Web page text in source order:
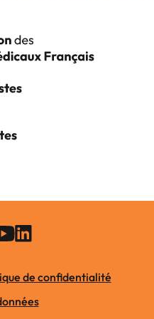
de confidentialité